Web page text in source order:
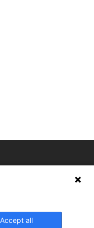
Accept all